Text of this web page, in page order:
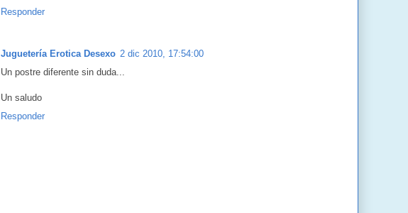
Responder
Juguetería Erotica Desexo 2 dic 2010, 17:54:00
Un postre diferente sin duda...
Un saludo
Responder